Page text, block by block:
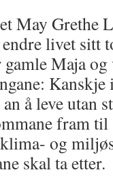
May Grethe
livet sitt
Maja og
å leve utan
fram til
og
skal ta etter.